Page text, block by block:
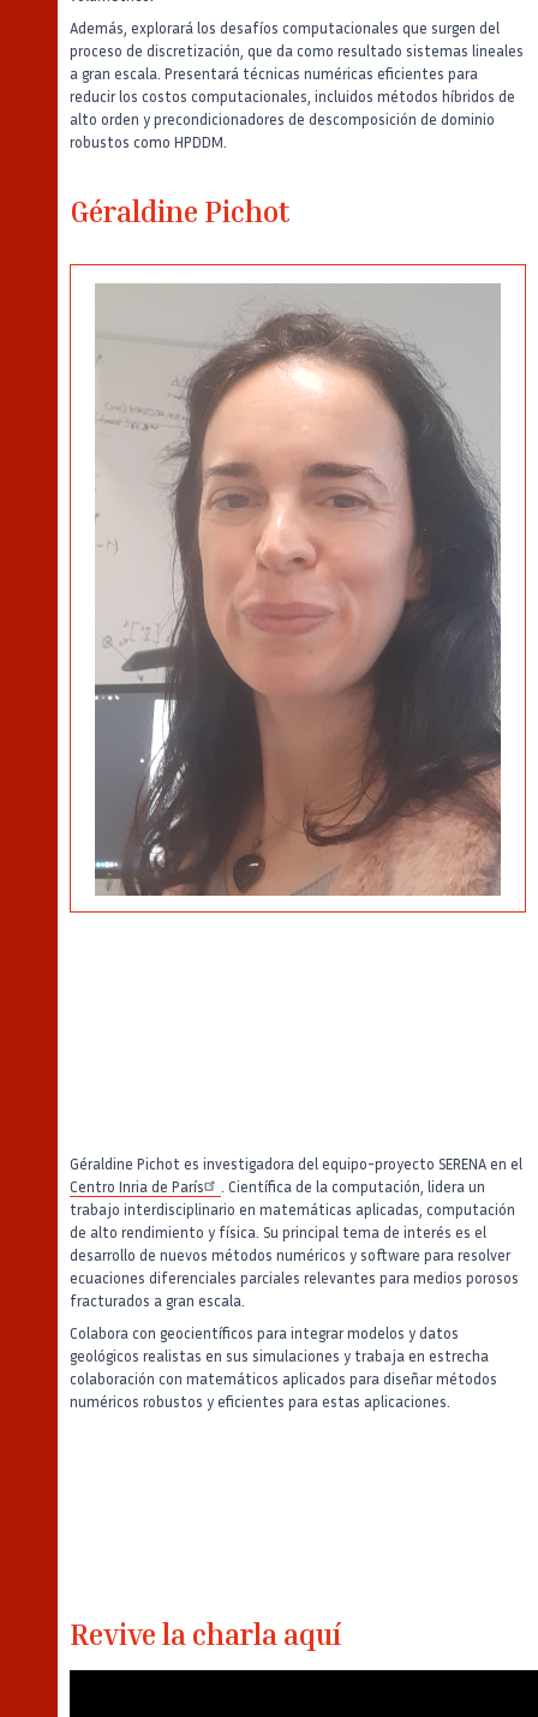
Además, explorará los desafíos computacionales que surgen del
proceso de discretización, que da como resultado sistemas lineales
a gran escala. Presentará técnicas numéricas eficientes para
reducir los costos computacionales, incluidos métodos híbridos de
alto orden y precondicionadores de descomposición de dominio
robustos como HPDDM.
Géraldine Pichot
Géraldine Pichot es investigadora del equipo-proyecto SERENA en el
Centro Inria de París
. Científica de la computación, lidera un
trabajo interdisciplinario en matemáticas aplicadas, computación
de alto rendimiento y física. Su principal tema de interés es el
desarrollo de nuevos métodos numéricos y software para resolver
ecuaciones diferenciales parciales relevantes para medios porosos
fracturados a gran escala.
Colabora con geocientíficos para integrar modelos y datos
geológicos realistas en sus simulaciones y trabaja en estrecha
colaboración con matemáticos aplicados para diseñar métodos
numéricos robustos y eficientes para estas aplicaciones.
Revive la charla aquí